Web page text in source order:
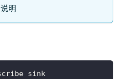
明
sink